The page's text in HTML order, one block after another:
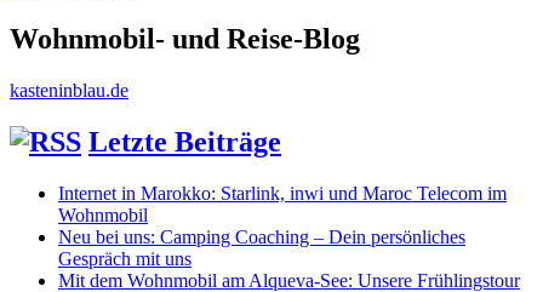
Wohnmobil- und Reise-Blog
kasteninblau.de
Letzte Beiträge
Internet in Marokko: Starlink, inwi und Maroc Telecom im
Wohnmobil
Neu bei uns: Camping Coaching – Dein persönliches
Gespräch mit uns
Mit dem Wohnmobil am Alqueva-See: Unsere Frühlingstour